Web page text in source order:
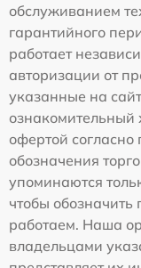
обслуживанием
гарантийного
работает
авторизации от
указанные на
ознакомительный
офертой
обозначения
упоминаются
чтобы обозначить
работаем. Наша
владельцами